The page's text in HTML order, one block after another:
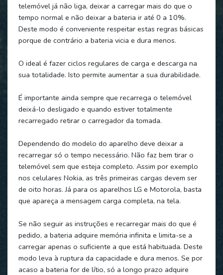
telemóvel já não liga, deixar a carregar mais do que o
tempo normal e não deixar a bateria ir até 0 a 10%.
Deste modo é conveniente respeitar estas regras básicas
porque de contrário a bateria vicia e dura menos.
O ideal é fazer ciclos regulares de carga e descarga na
sua totalidade. Isto permite aumentar a sua durabilidade.
É importante ainda sempre que recarrega o telemóvel
deixá-lo desligado e quando estiver totalmente
recarregado retirar o carregador da tomada.
Dependendo do modelo do aparelho deve deixar a
recarregar só o tempo necessário. Não faz bem tirar o
telemóvel sem que esteja completo. Assim por exemplo
nos celulares Nokia, as três primeiras cargas devem ser
de oito horas. Já para os aparelhos LG e Motorola, basta
que apareça a mensagem carga completa, na tela.
Se não seguir as instruções e recarregar mais do que é
pedido, a bateria adquire memória infinita e limita-se a
carregar apenas o suficiente a que está habituada. Deste
modo leva à ruptura da capacidade e dura menos. Se por
acaso a bateria for de lítio, só a longo prazo adquire